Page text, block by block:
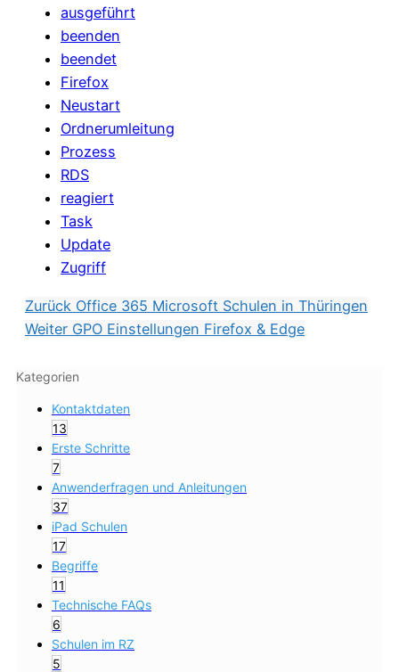
ausgeführt
beenden
beendet
Firefox
Neustart
Ordnerumleitung
Prozess
RDS
reagiert
Task
Update
Zugriff
Zurück Office 365 Microsoft Schulen in Thüringen
Weiter GPO Einstellungen Firefox & Edge
Kategorien
Kontaktdaten
13
Erste Schritte
7
Anwenderfragen und Anleitungen
37
iPad Schulen
17
Begriffe
11
Technische FAQs
6
Schulen im RZ
5